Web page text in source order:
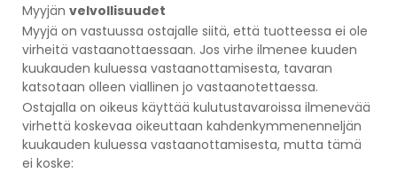
Myyjän velvollisuudet
Myyjä on vastuussa ostajalle siitä, että tuotteessa ei ole
virheitä vastaanottaessaan. Jos virhe ilmenee kuuden
kuukauden kuluessa vastaanottamisesta, tavaran
katsotaan olleen viallinen jo vastaanotettaessa.
Ostajalla on oikeus käyttää kulutustavaroissa ilmenevää
virhettä koskevaa oikeuttaan kahdenkymmenenneljän
kuukauden kuluessa vastaanottamisesta, mutta tämä
ei koske: